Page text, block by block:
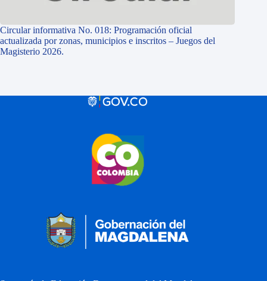
Circular informativa No. 018: Programación oficial
actualizada por zonas, municipios e inscritos – Juegos del
Magisterio 2026.